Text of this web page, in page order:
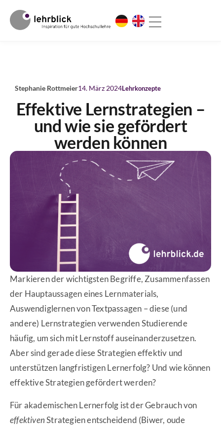
Stephanie Rottmeier14. März 2024Lehrkonzepte
Effektive Lernstrategien –
und wie sie gefördert
werden können
Markieren der wichtigsten Begriffe, Zusammenfassen
der Hauptaussagen eines Lernmaterials,
Auswendiglernen von Textpassagen – diese (und
andere) Lernstrategien verwenden Studierende
häufig, um sich mit Lernstoff auseinanderzusetzen.
Aber sind gerade diese Strategien effektiv und
unterstützen langfristigen Lernerfolg? Und wie können
effektive Strategien gefördert werden?
Für akademischen Lernerfolg ist der Gebrauch von
effektivenStrategien entscheidend (Biwer, oude